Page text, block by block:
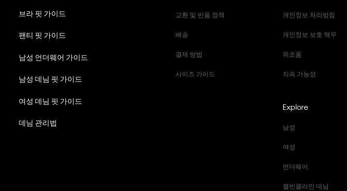
교환 및 반품 정책
배송
결제 방법
사이즈 가이드
브라 핏 가이드
팬티 핏 가이드
남성 언더웨어 가이드
남성 데님 핏 가이드
여성 데님 핏 가이드
데님 관리법
Explore
남성
여성
언더웨어
캘빈클라인 데님
개인정보 처리방침
개인정보 보호 책무
위조품
지속 가능성